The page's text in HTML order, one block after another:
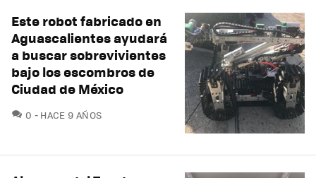
Este robot fabricado en
Aguascalientes ayudará
a buscar sobrevivientes
bajo los escombros de
Ciudad de México
0 COMENTARIOS
HACE 9 AÑOS